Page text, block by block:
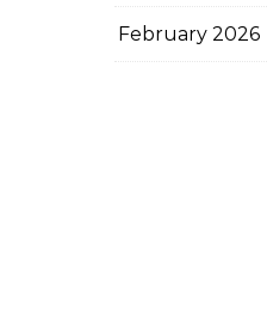
February 2026